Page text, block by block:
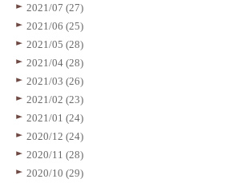
2021/07 (27)
2021/06 (25)
2021/05 (28)
2021/04 (28)
2021/03 (26)
2021/02 (23)
2021/01 (24)
2020/12 (24)
2020/11 (28)
2020/10 (29)